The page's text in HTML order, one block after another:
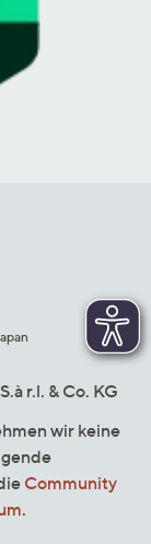
r.l. & Co. KG
wir keine
Community
.